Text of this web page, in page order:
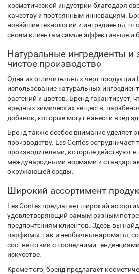
косметической индустрии благодаря
качеству и постоянным инновациям.
новейшие технологии и ингредиенты,
своим клиентам самые эффективные и
Натуральные ингредиенты и
чистое производство
Одна из отличительных черт продукции
использование натуральных
растений и цветов. Бренд гарантирует,
вредных химических веществ,
добавок, которые могут нанести вред
Бренд также особое внимание уделяет
производству. Les Contes сотрудничает
производителями, которые действуют в
международными нормами и
окружающей среды.
Широкий ассортимент
Les Contes предлагает широкий
удовлетворяющий самым разным
предпочтениям клиентов. Здесь вы
парфюмы, так и необычные ароматы,
соответствии с последними
искусстве.
Кроме того, бренд предлагает